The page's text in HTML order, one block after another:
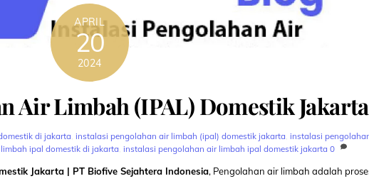
APRIL
20
2024
Air Limbah (IPAL) Domestik Jakarta
di jakarta instalasi pengolahan air limbah (ipal) domestik jakarta instalasi
ipal domestik di jakarta instalasi pengolahan air limbah ipal domestik jakarta 0
Jakarta | PT Biofive Sejahtera Indonesia, Pengolahan air limbah adalah